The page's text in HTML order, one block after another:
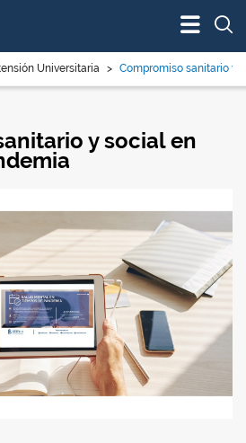
Universitaria > Compromiso sanitario y
y social en